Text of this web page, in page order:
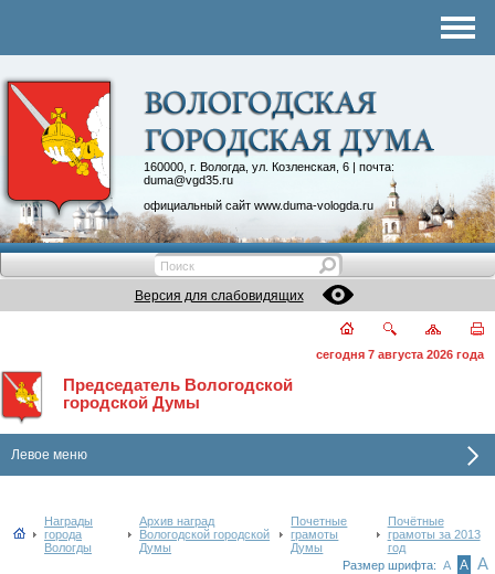
160000, г. Вологда, ул. Козленская, 6 | почта:
duma@vgd35.ru
официальный сайт www.duma-vologda.ru
Контакты
Депутатские объединения
Версия для слабовидящих
сегодня 7 августа 2026 года
Председатель Вологодской
городской Думы
Левое меню
Награды
города
Вологды
Архив наград
Вологодской городской
Думы
Почетные
грамоты
Думы
Почётные
грамоты за 2013
год
Размер шрифта: А А А